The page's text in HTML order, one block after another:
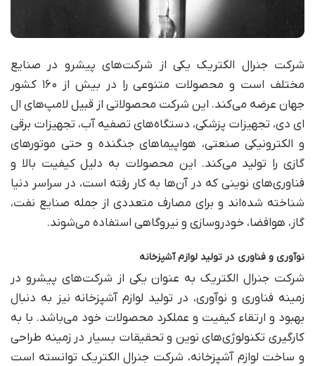
شرکت جنرال الکتریک یکی از شرکت‌های پیشرو در صنایع
مختلف است و محصولات متنوعی را در بیش از ۱۶۰ کشور
جهان عرضه می‌کند. این شرکت محصولاتی از قبیل لامپ‌های ال
ای دی، تجهیزات پزشکی، دستگاه‌های تصفیه آب، تجهیزات برقی
و الکترونیکی صنعتی، هواپیماهای جنگنده و حتی موتورهای
گازی را تولید می‌کند. این محصولات به دلیل کیفیت بالا و
فناوری‌های نوینی که در آن‌ها به کار رفته است، در سراسر دنیا
شناخته شده‌اند و برای مصارف متعددی از جمله صنایع نفت،
گاز، هوافضا، خودروسازی و نیروگاهی استفاده می‌شوند.
نوآوری و فناوری در تولید لوازم آشپزخانه
شرکت جنرال الکتریک به عنوان یکی از شرکت‌های پیشرو در
زمینه فناوری و نوآوری، در تولید لوازم آشپزخانه نیز به دنبال
بهبود و ارتقاء کیفیت و عملکرد محصولات خود می‌باشد. با به
کارگیری تکنولوژی‌های نوین و تحقیقات بسیار در زمینه طراحی
و ساخت لوازم آشپزخانه، شرکت جنرال الکتریک توانسته است